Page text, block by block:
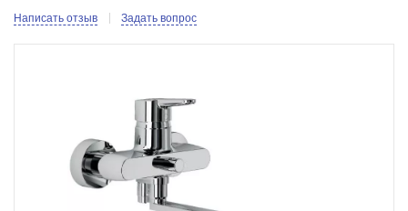
Написать отзыв Задать вопрос